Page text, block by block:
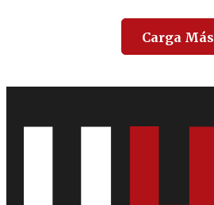
Carga Más